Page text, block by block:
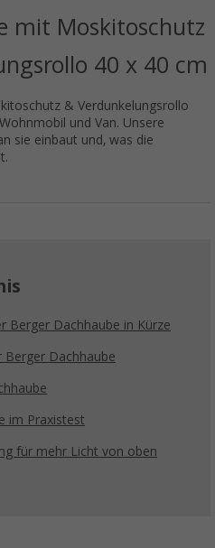
mit Moskitoschutz
40 x 40 cm
& Verdunkelungsrollo
und Van. Unsere
sie einbaut und, was die
Berger Dachhaube in Kürze
Berger Dachhaube
im Praxistest
für mehr Licht von oben